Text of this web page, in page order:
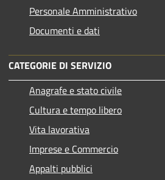
Personale Amministrativo
Documenti e dati
CATEGORIE DI SERVIZIO
Anagrafe e stato civile
Cultura e tempo libero
Vita lavorativa
Imprese e Commercio
Appalti pubblici